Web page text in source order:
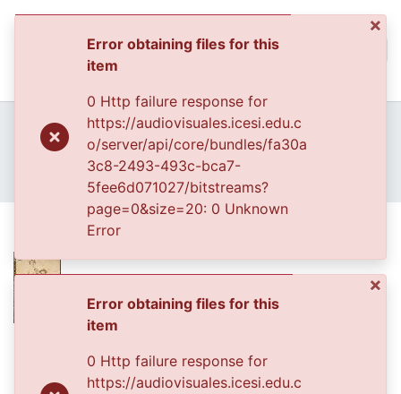
All of DSpace
Statistics
Home
Archivo del Patrimonio Fotográfico y Fílmico del Valle del Cauca
Fondo Archivo del Patrimonio Fotográfico y Fílmico del Valle del Cauca
Lo Cotidiano
APFFVC - Moda - Patrimonial
Esposos Fernández Reina
Esposos Fernández Reina
0102028.JPG(21.9 KB)
×
Error obtaining files for this
item
0 Http failure response for
https://audiovisuales.icesi.edu.c
o/server/api/core/bundles/fa30a
3c8-2493-493c-bca7-
5fee6d071027/bitstreams?
page=0&size=20: 0 Unknown
Error
×
Error obtaining files for this
item
0 Http failure response for
https://audiovisuales.icesi.edu.c